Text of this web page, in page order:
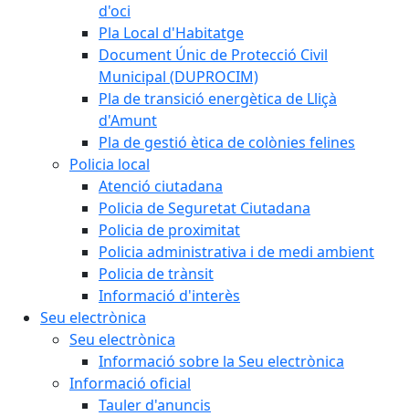
d'oci
Pla Local d'Habitatge
Document Únic de Protecció Civil
Municipal (DUPROCIM)
Pla de transició energètica de Lliçà
d'Amunt
Pla de gestió ètica de colònies felines
Policia local
Atenció ciutadana
Policia de Seguretat Ciutadana
Policia de proximitat
Policia administrativa i de medi ambient
Policia de trànsit
Informació d'interès
Seu electrònica
Seu electrònica
Informació sobre la Seu electrònica
Informació oficial
Tauler d'anuncis